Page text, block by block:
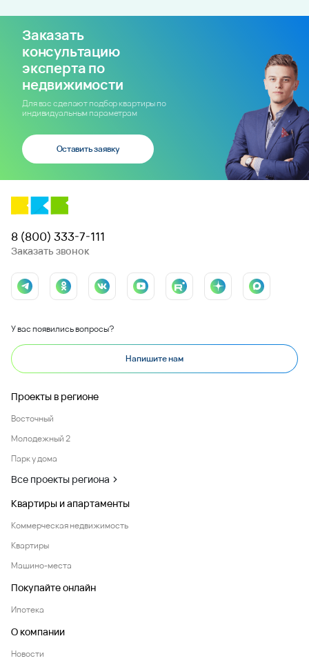
Заказать
консультацию
эксперта по
недвижимости
Для вас сделают подбор квартиры по
индивидуальным параметрам
Оставить заявку
8 (800) 333-7-111
Заказать звонок
У вас появились вопросы?
Напишите нам
Проекты в регионе
Восточный
Молодежный 2
Парк у дома
Все проекты региона
Квартиры и апартаменты
Коммерческая недвижимость
Квартиры
Машино-места
Покупайте онлайн
Ипотека
О компании
Новости